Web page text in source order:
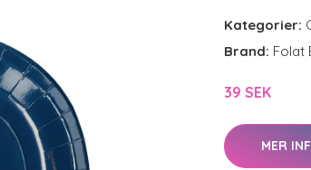
Kategorier:
Brand: Folat
39 SEK
MER